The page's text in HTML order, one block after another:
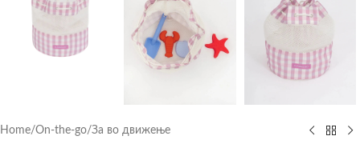
Home/On-the-go/За во движење